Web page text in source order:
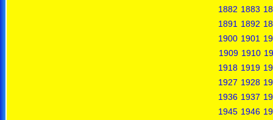
1882 1883
1891 1892
1900 1901
1909 1910
1918 1919
1927 1928
1936 1937
1945 1946